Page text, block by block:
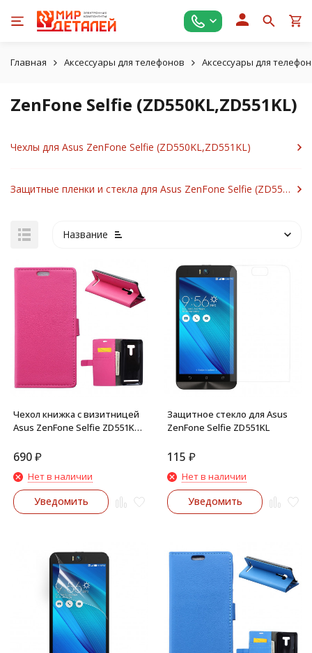
Главная Аксессуары для телефонов Аксессуары для
ZenFone Selfie (ZD550KL,ZD551KL)
Чехлы для Asus ZenFone Selfie (ZD550KL,ZD551KL)
Защитные пленки и стекла для Asus ZenFone Selfie (ZD550KL,ZD551KL)
Название
Чехол книжка с визитницей
Asus ZenFone Selfie ZD551KL
690₽
Нет в наличии
Уведомить
Защитное стекло для Asus
ZenFone Selfie ZD551KL
115 ₽
Нет в наличии
Уведомить